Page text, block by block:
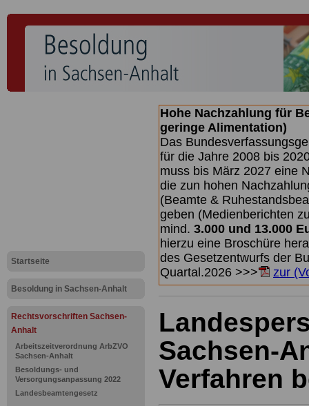
Startseite
Besoldung in Sachsen-Anhalt
Rechtsvorschriften Sachsen-
Anhalt
Arbeitszeitverordnung ArbZVO
Sachsen-Anhalt
Besoldungs- und
Versorgungsanpassung 2022
Landesbeamtengesetz
Hohe Nachzahlung für
geringe Alimentation)
Das
für die Jahre 2008 bis
muss bis März 2027 eine
die zun hohen
(Beamte &
geben (Medienberichten
mind. 3.000 und 13.000
hierzu eine Broschüre
des Gesetzentwurfs der
Quartal.2026 >>>
zur
Sachsen-
Verfahren